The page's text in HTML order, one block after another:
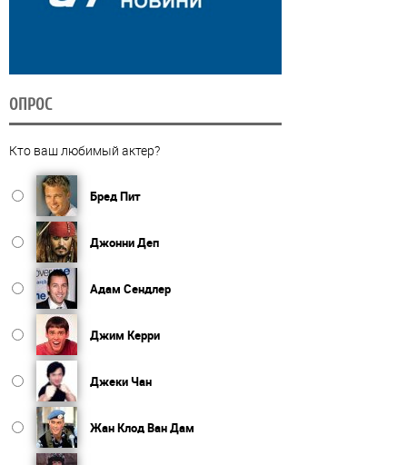
ОПРОС
Кто ваш любимый актер?
Бред Пит
Джонни Деп
Адам Сендлер
Джим Керри
Джеки Чан
Жан Клод Ван Дам